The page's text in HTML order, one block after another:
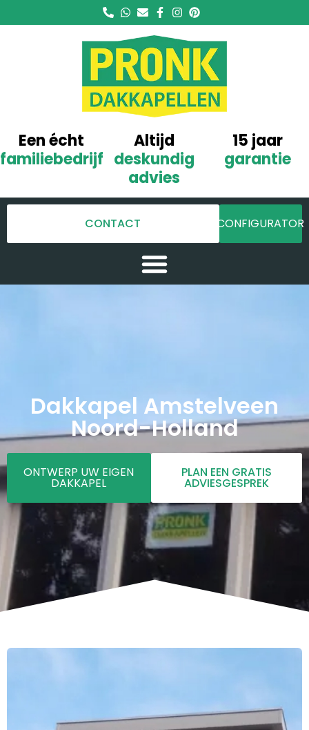
Een écht
familiebedrijf
Altijd
deskundig
advies
15 jaar
garantie
CONTACT CONFIGURATOR
Dakkapel Amstelveen
Noord-Holland
ONTWERP UW EIGEN
DAKKAPEL
PLAN EEN GRATIS
ADVIESGESPREK